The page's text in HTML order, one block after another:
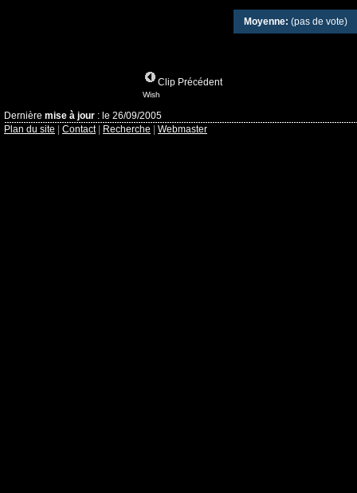
Moyenne: (pas de vote)
Clip Précédent
Wish
Dernière mise à jour : le 26/09/2005
Plan du site
Contact| Recherche Webmaster